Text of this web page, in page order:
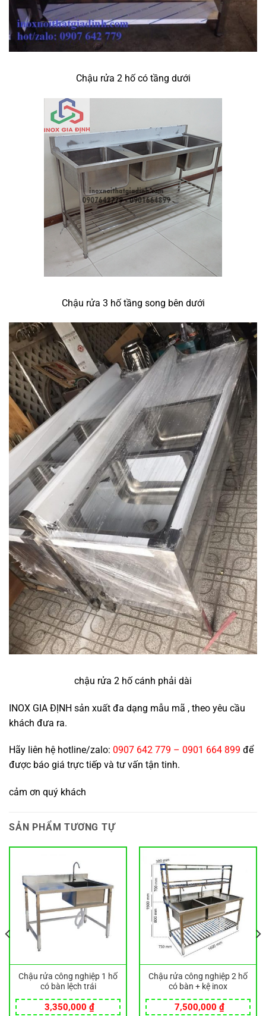
Chậu rửa 2 hố có tầng dưới
Chậu rửa 3 hố tầng song bên dưới
chậu rửa 2 hố cánh phải dài
INOX GIA ĐỊNH sản xuất đa dạng mẫu mã , theo yêu cầu
khách đưa ra.
Hãy liên hệ hotline/zalo: 0907 642 779 – 0901 664 899 để
được báo giá trực tiếp và tư vấn tận tinh.
cảm ơn quý khách
SẢN PHẨM TƯƠNG TỰ
Chậu rửa công nghiệp 1 hố
có bàn lệch trái
3,350,000 ₫
Chậu rửa công nghiệp 2 hố
có bàn + kệ inox
7,500,000 ₫